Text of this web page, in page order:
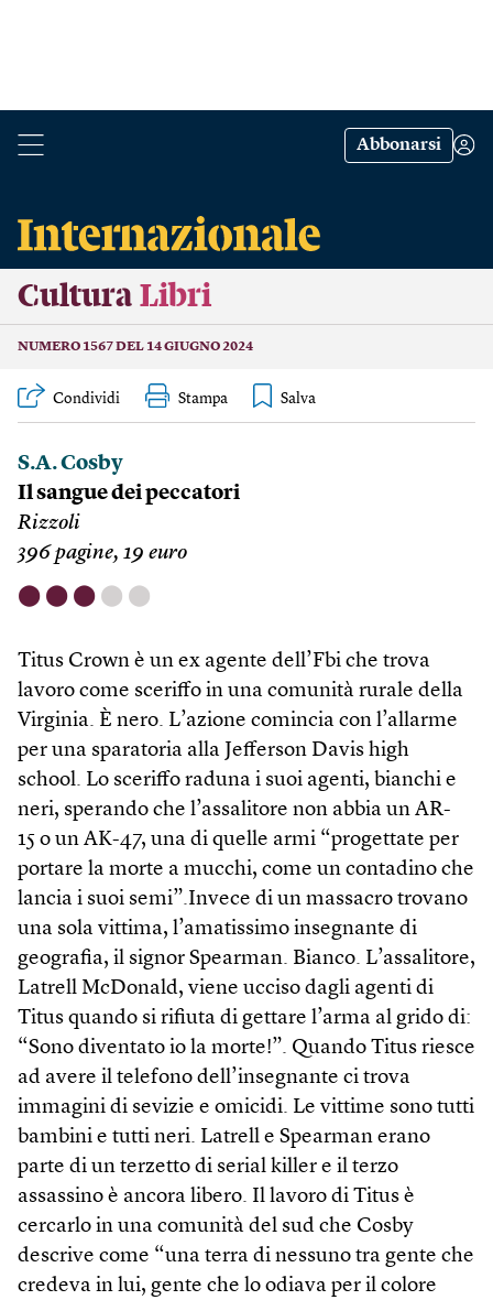
Abbonarsi
Cultura Libri
NUMERO 1567 DEL 14 GIUGNO 2024
Condividi Stampa
S.A. Cosby
Il sangue dei peccatori
Rizzoli
396 pagine, 19 euro
⬤ ⬤ ⬤ ⬤ ⬤
Titus Crown è un ex agente dell’Fbi che trova
lavoro come sceriffo in una comunità rurale della
Virginia. È nero. L’azione comincia con l’allarme
per una sparatoria alla Jefferson Davis high
school. Lo sceriffo raduna i suoi agenti, bianchi e
neri, sperando che l’assalitore non abbia un AR-
15 o un AK-47, una di quelle armi “progettate per
portare la morte a mucchi, come un contadino che
lancia i suoi semi”.Invece di un massacro trovano
una sola vittima, l’amatissimo insegnante di
geografia, il signor Spearman. Bianco. L’assalitore,
Latrell McDonald, viene ucciso dagli agenti di
Titus quando si rifiuta di gettare l’arma al grido di:
“Sono diventato io la morte!”. Quando Titus riesce
ad avere il telefono dell’insegnante ci trova
immagini di sevizie e omicidi. Le vittime sono tutti
bambini e tutti neri. Latrell e Spearman erano
parte di un terzetto di serial killer e il terzo
assassino è ancora libero. Il lavoro di Titus è
cercarlo in una comunità del sud che Cosby
descrive come “una terra di nessuno tra gente che
credeva in lui, gente che lo odiava per il colore